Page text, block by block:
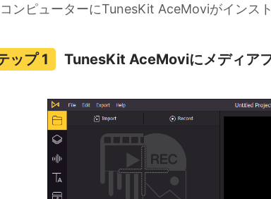
ンピューターにTunesKit AceMoviがインス
TunesKit AceMoviにメディア